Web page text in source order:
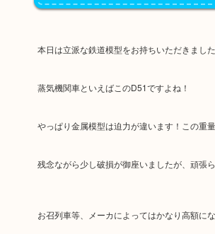
本日は立派な鉄道模型をお持ちいただきました
蒸気機関車といえばこのD51ですよね！
やっぱり金属模型は迫力が違います！この重
残念ながら少し破損が御座いましたが、頑張
お召列車等、メーカによってはかなり高額に